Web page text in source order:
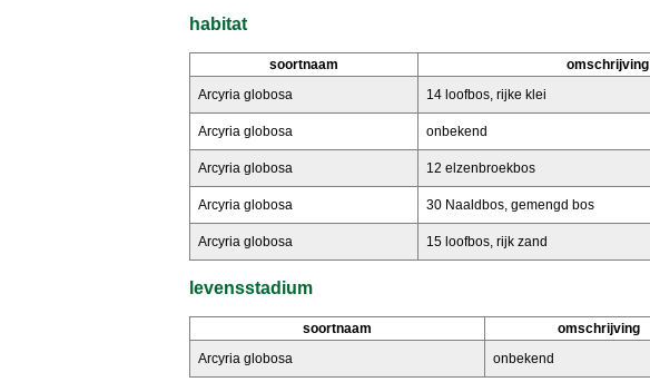
habitat
soortnaam omschrijving
Arcyria globosa
14 loofbos, rijke klei
Arcyria globosa onbekend
Arcyria globosa 12 elzenbroekbos
Arcyria globosa 30 Naaldbos, gemengd bos
Arcyria globosa 15 loofbos, rijk zand
levensstadium
soortnaam omschrijving
Arcyria globosa
onbekend